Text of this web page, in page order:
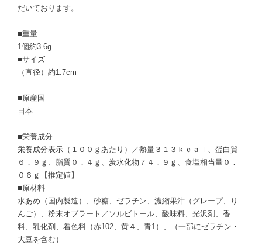
だいております。
■重量
1個約3.6g
■サイズ
（直径）約1.7cm
■原産国
日本
■栄養成分
栄養成分表示（１００ｇあたり）／熱量３１３ｋｃａｌ、蛋白質
６．９ｇ、脂質０．４ｇ、炭水化物７４．９ｇ、食塩相当量０．
０６ｇ【推定値】
■原材料
水あめ（国内製造）、砂糖、ゼラチン、濃縮果汁（グレープ、り
んご）、粉末オブラート／ソルビトール、酸味料、光沢剤、香
料、乳化剤、着色料（赤102、黄４、青1）、（一部にゼラチン・
大豆を含む）